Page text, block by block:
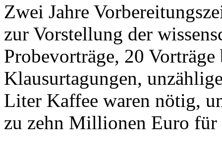
Zwei Jahre
zur Vorstellung der
Probevorträge, 20
Klausurtagungen,
Liter Kaffee waren nötig,
zu zehn Millionen Euro für